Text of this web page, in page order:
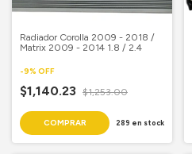
Radiador Corolla 2009 - 2018 /
Matrix 2009 - 2014 1.8 / 2.4
-9% OFF
$1,140.23 $1,253.00
289 en stock